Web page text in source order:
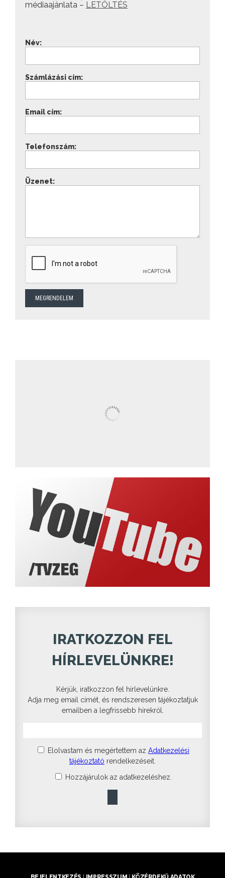
médiaajánlata – LETÖLTÉS
Név:
Számlázási cím:
Email cím:
Telefonszám:
Üzenet:
IRATKOZZON FEL
HÍRLEVELÜNKRE!
Kérjük, iratkozzon fel hírlevelünkre.
Adja meg email címét, és rendszeresen tájékoztatjuk
emailben a legfrissebb hírekről.
Elolvastam és megértettem az Adatkezelési
tájékoztató rendelkezéseit.
Hozzájárulok az adatkezeléshez.